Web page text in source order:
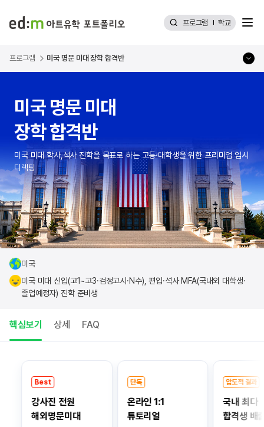
프로그램 학교
프로그램 미국 명문 미대 장학 합격반
미국 명문 미대
장학 합격반
미국 미대 학사,석사 진학을 목표로 하는 고등·대학생을 위한 프리미엄 입시
디렉팅
미국
미국 미대 신입(고1~고3·검정고시·N수), 편입·석사 MFA(국내외 대학생·
졸업예정자) 진학 준비생
핵심보기 상세 FAQ
Best
강사진 전원
해외명문미대
온라인 1:1
튜토리얼
압도적 결과
국내 최다
합격생 배출